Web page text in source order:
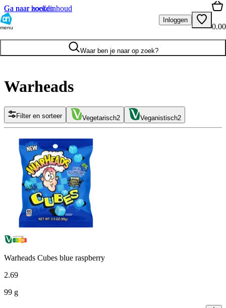
Ga naar hoofdinhoud
Ga naar zoeken
menu
Inloggen
0.00
Waar ben je naar op zoek?
Warheads
Filter en sorteer Vegetarisch2 Veganistisch2
Warheads Cubes blue raspberry
2.69
99 g